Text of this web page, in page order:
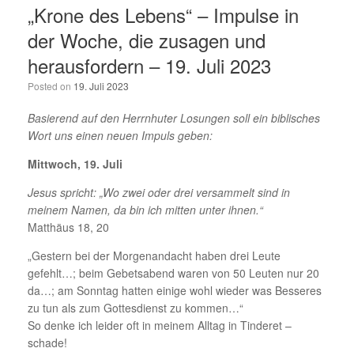
„Krone des Lebens“ – Impulse in
der Woche, die zusagen und
herausfordern – 19. Juli 2023
Posted on 19. Juli 2023
Basierend auf den Herrnhuter Losungen soll ein biblisches
Wort uns einen neuen Impuls geben:
Mittwoch, 19. Juli
Jesus spricht: „Wo zwei oder drei versammelt sind in
meinem Namen, da bin ich mitten unter ihnen.“
Matthäus 18, 20
„Gestern bei der Morgenandacht haben drei Leute
gefehlt…; beim Gebetsabend waren von 50 Leuten nur 20
da…; am Sonntag hatten einige wohl wieder was Besseres
zu tun als zum Gottesdienst zu kommen…“
So denke ich leider oft in meinem Alltag in Tinderet –
schade!